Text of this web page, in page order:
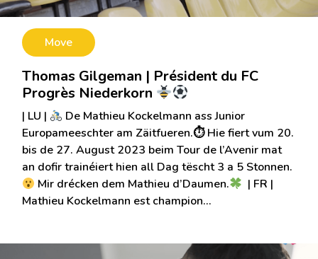
Move
Thomas Gilgeman | Président du FC
Progrès Niederkorn
| LU |
De Mathieu Kockelmann ass Junior
Europameeschter am Zäitfueren.⏱ Hie fiert vum 20.
bis de 27. August 2023 beim Tour de l’Avenir mat
an dofir trainéiert hien all Dag tëscht 3 a 5 Stonnen.
Mir drécken dem Mathieu d’Daumen.
‌ | FR |
Mathieu Kockelmann est champion…